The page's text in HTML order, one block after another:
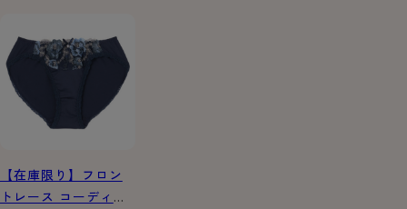
【在庫限り】フロン
トレース コーディネ